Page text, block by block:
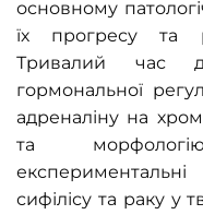
основному
їх прогресу та
Тривалий час
гормональної
адреналіну на
та
сифілісу та раку у